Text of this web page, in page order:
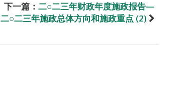
下一篇： 二○二三年财政年度施政报告—
二○二三年施政总体方向和施政重点 (2)